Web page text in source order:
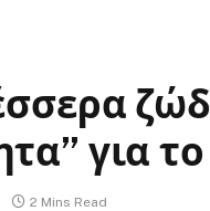
για
2 Mins Read